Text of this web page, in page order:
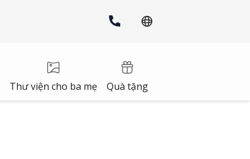
Thư viện cho ba mẹ Quà tặng